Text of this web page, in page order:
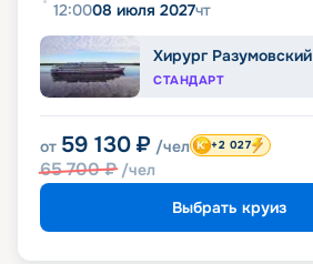
12:0008 июля 2027чт
Хирург Разумовский
СТАНДАРТ
от 59 130 ₽ /чел
65 700₽ /чел
+2 027
Выбрать круиз